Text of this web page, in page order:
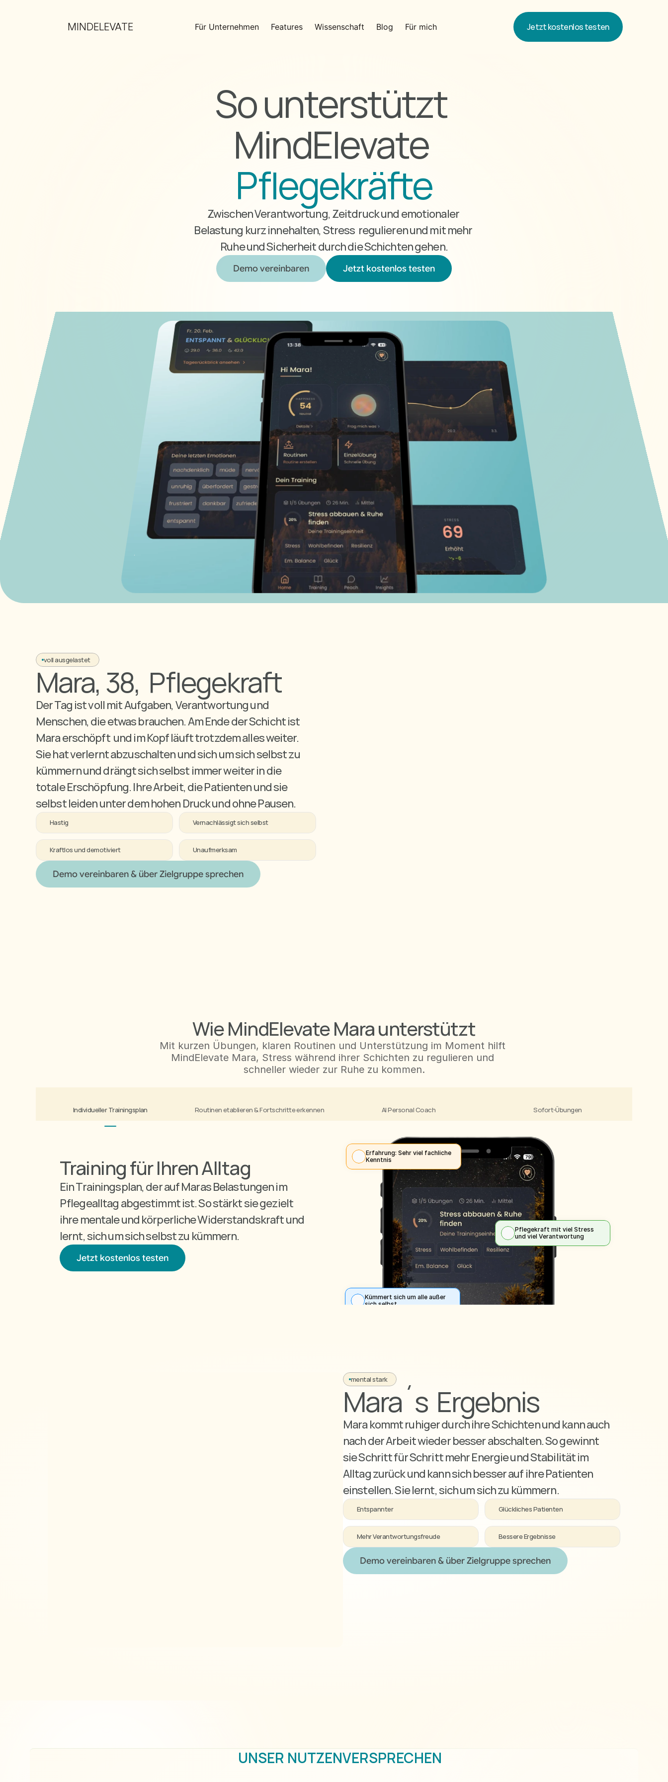
MINDELEVATE Für Unternehmen Features Wissenschaft Blog Für mich Jetzt kostenlos testen
So unterstützt
MindElevate
Pflegekräfte
Zwischen Verantwortung, Zeitdruck und emotionaler
Belastung kurz innehalten, Stress  regulieren und mit mehr
Ruhe und Sicherheit durch die Schichten gehen.
Demo vereinbaren
Demo vereinbaren
Jetzt kostenlos testen
Jetzt kostenlos testen
voll ausgelastet
Mara, 38,  Pflegekraft
Der Tag ist voll mit Aufgaben, Verantwortung und
Menschen, die etwas brauchen. Am Ende der Schicht ist
Mara erschöpft  und im Kopf läuft trotzdem alles weiter.
Sie hat verlernt abzuschalten und sich um sich selbst zu
kümmern und drängt sich selbst immer weiter in die
totale Erschöpfung. Ihre Arbeit, die Patienten und sie
selbst leiden unter dem hohen Druck und ohne Pausen.
Hastig Vernachlässigt sich selbst
Kraftlos und demotiviert Unaufmerksam
Demo vereinbaren & über Zielgruppe sprechen
Demo vereinbaren & über Zielgruppe sprechen
Wie MindElevate Mara unterstützt
Mit kurzen Übungen, klaren Routinen und Unterstützung im Moment hilft
MindElevate Mara, Stress während ihrer Schichten zu regulieren und
schneller wieder zur Ruhe zu kommen.
Individueller Trainingsplan Routinen etablieren & Fortschritte erkennen AI Personal Coach Sofort-Übungen
Training für Ihren Alltag
Ein Trainingsplan, der auf Maras Belastungen im
Pflegealltag abgestimmt ist. So stärkt sie gezielt
ihre mentale und körperliche Widerstandskraft und
lernt, sich um sich selbst zu kümmern.
Jetzt kostenlos testen
Jetzt kostenlos testen
Erfahrung: Sehr viel fachliche
Kenntnis
Kümmert sich um alle außer
sich selbst
Pflegekraft mit viel Stress
und viel Verantwortung
mental stark
Mara´s  Ergebnis
Mara kommt ruhiger durch ihre Schichten und kann auch
nach der Arbeit wieder besser abschalten. So gewinnt
sie Schritt für Schritt mehr Energie und Stabilität im
Alltag zurück und kann sich besser auf ihre Patienten
einstellen. Sie lernt, sich um sich zu kümmern.
Entspannter Glückliches Patienten
Mehr Verantwortungsfreude Bessere Ergebnisse
Demo vereinbaren & über Zielgruppe sprechen
Demo vereinbaren & über Zielgruppe sprechen
UNSER NUTZENVERSPRECHEN